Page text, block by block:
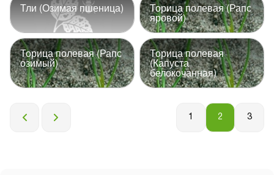
Тли (Озимая пшеница) Торица полевая (Рапс
яровой)
Торица полевая (Рапс
озимый)
Торица полевая
(Капуста
белокочанная)
1 2 3